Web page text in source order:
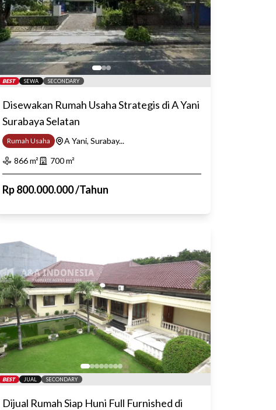
BEST SEWA SECONDARY
Disewakan Rumah Usaha Strategis di A Yani
Surabaya Selatan
Rumah Usaha
A Yani, Surabay...
866m² 700m²
Rp800.000.000/Tahun
BEST JUAL SECONDARY
Dijual Rumah Siap Huni Full Furnished di